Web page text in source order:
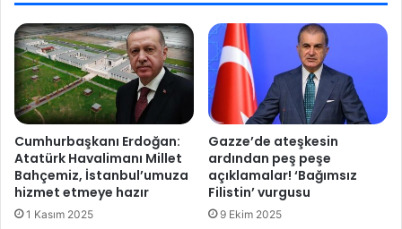
r
g
e
i
d
ö
n
d
!
a
y
r
l
ıCumhurbaşkanı Erdoğan:
Atatürk Havalimanı Millet
Bahçemiz, İstanbul’umuza
hizmet etmeye hazır
1 Kasım 2025
Gazze’de ateşkesin
ardından peş peşe
açıklamalar! ‘Bağımsız
Filistin’ vurgusu
9 Ekim 2025